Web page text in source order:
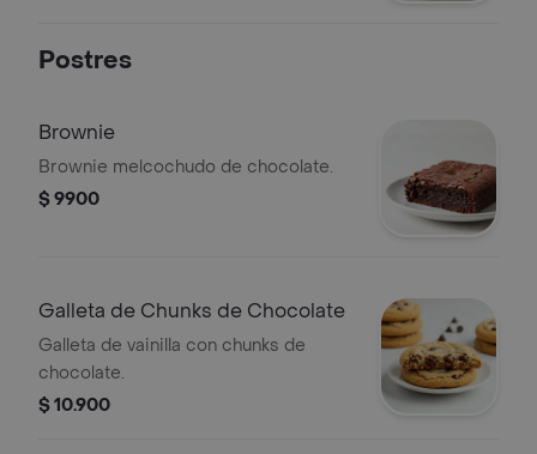
Postres
Brownie
Brownie melcochudo de chocolate.
$ 9900
Galleta de Chunks de Chocolate
Galleta de vainilla con chunks de
chocolate.
$ 10.900